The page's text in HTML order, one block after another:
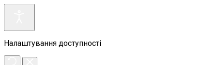
Налаштування доступності